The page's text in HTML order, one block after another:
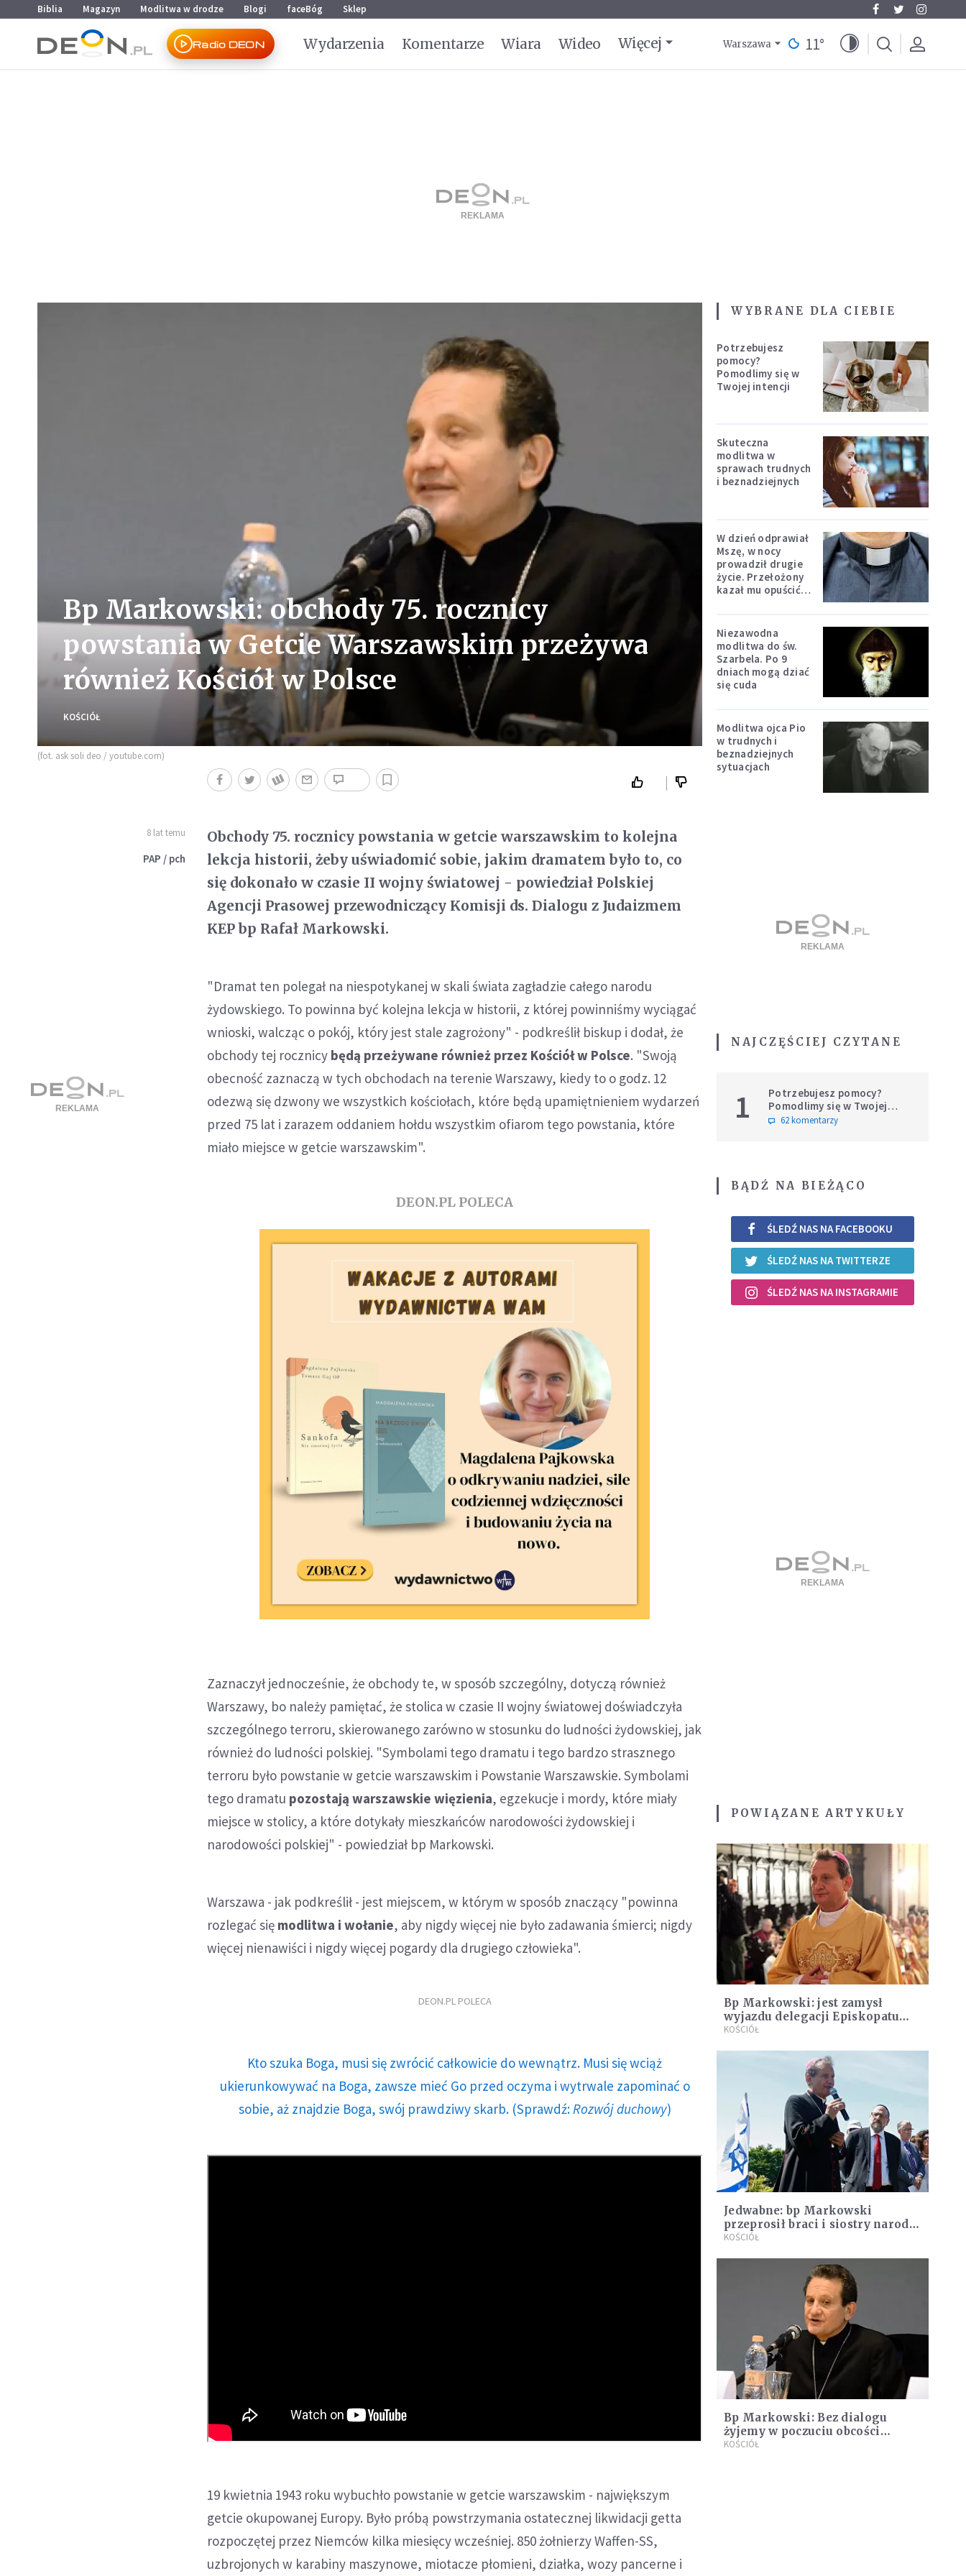
Przejdź do menu głównego
Przejdź do treści
Biblia Magazyn Modlitwa w drodze Blogi faceBóg Sklep
Radio DEON Wydarzenia Komentarze Wiara Wideo Więcej Warszawa 11°
Bp Markowski: obchody 75. rocznicy
powstania w Getcie Warszawskim przeżywa
również Kościół w Polsce
KOŚCIÓŁ
(fot. ask soli deo / youtube.com)
8 lat temu
PAP / pch
Obchody 75. rocznicy powstania w getcie warszawskim to kolejna
lekcja historii, żeby uświadomić sobie, jakim dramatem było to, co
się dokonało w czasie II wojny światowej - powiedział Polskiej
Agencji Prasowej przewodniczący Komisji ds. Dialogu z Judaizmem
KEP bp Rafał Markowski.
"Dramat ten polegał na niespotykanej w skali świata zagładzie całego narodu
żydowskiego. To powinna być kolejna lekcja w historii, z której powinniśmy wyciągać
wnioski, walcząc o pokój, który jest stale zagrożony" - podkreślił biskup i dodał, że
obchody tej rocznicy będą przeżywane również przez Kościół w Polsce. "Swoją
obecność zaznaczą w tych obchodach na terenie Warszawy, kiedy to o godz. 12
odezwą się dzwony we wszystkich kościołach, które będą upamiętnieniem wydarzeń
przed 75 lat i zarazem oddaniem hołdu wszystkim ofiarom tego powstania, które
miało miejsce w getcie warszawskim".
DEON.PL POLECA
Zaznaczył jednocześnie, że obchody te, w sposób szczególny, dotyczą również
Warszawy, bo należy pamiętać, że stolica w czasie II wojny światowej doświadczyła
szczególnego terroru, skierowanego zarówno w stosunku do ludności żydowskiej, jak
również do ludności polskiej. "Symbolami tego dramatu i tego bardzo strasznego
terroru było powstanie w getcie warszawskim i Powstanie Warszawskie. Symbolami
tego dramatu pozostają warszawskie więzienia, egzekucje i mordy, które miały
miejsce w stolicy, a które dotykały mieszkańców narodowości żydowskiej i
narodowości polskiej" - powiedział bp Markowski.
Warszawa - jak podkreślił - jest miejscem, w którym w sposób znaczący "powinna
rozlegać się modlitwa i wołanie, aby nigdy więcej nie było zadawania śmierci; nigdy
więcej nienawiści i nigdy więcej pogardy dla drugiego człowieka".
DEON.PL POLECA
Kto szuka Boga, musi się zwrócić całkowicie do wewnątrz. Musi się wciąż
ukierunkowywać na Boga, zawsze mieć Go przed oczyma i wytrwale zapominać o
sobie, aż znajdzie Boga, swój prawdziwy skarb. (Sprawdź: Rozwój duchowy)
19 kwietnia 1943 roku wybuchło powstanie w getcie warszawskim - największym
getcie okupowanej Europy. Było próbą powstrzymania ostatecznej likwidacji getta
rozpoczętej przez Niemców kilka miesięcy wcześniej. 850 żołnierzy Waffen-SS,
uzbrojonych w karabiny maszynowe, miotacze płomieni, działka, wozy pancerne i
WYBRANE DLA CIEBIE
Potrzebujesz
pomocy?
Pomodlimy się w
Twojej intencji
Skuteczna
modlitwa w
sprawach trudnych
i beznadziejnych
W dzień odprawiał
Mszę, w nocy
prowadził drugie
życie. Przełożony
kazał mu opuścić
Niezawodna
modlitwa do św.
Szarbela. Po 9
dniach mogą dziać
się cuda
Modlitwa ojca Pio
w trudnych i
beznadziejnych
sytuacjach
NAJCZĘŚCIEJ CZYTANE
1
Potrzebujesz pomocy?
Pomodlimy się w Twojej
intencji
62 komentarzy
BĄDŹ NA BIEŻĄCO
ŚLEDŹ NAS NA FACEBOOKU
ŚLEDŹ NAS NA TWITTERZE
ŚLEDŹ NAS NA INSTAGRAMIE
POWIĄZANE ARTYKUŁY
Bp Markowski: jest zamysł
wyjazdu delegacji Episkopatu
Polski do Izraela
KOŚCIÓŁ
Jedwabne: bp Markowski
przeprosił braci i siostry narodu
żydowskiego
KOŚCIÓŁ
Bp Markowski: Bez dialogu
żyjemy w poczuciu obcości
[WYWIAD]
KOŚCIÓŁ